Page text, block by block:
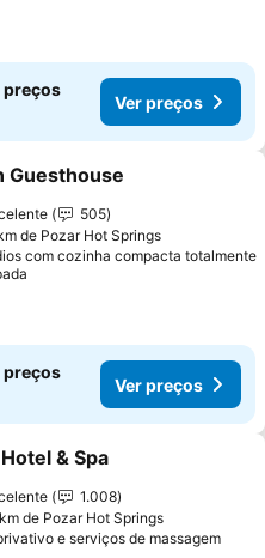
preços
Ver preços
aos favoritos
Guesthouse
505
de Pozar Hot Springs
com cozinha compacta totalmente
preços
Ver preços
aos favoritos
& Spa
1.008
de Pozar Hot Springs
e serviços de massagemVer